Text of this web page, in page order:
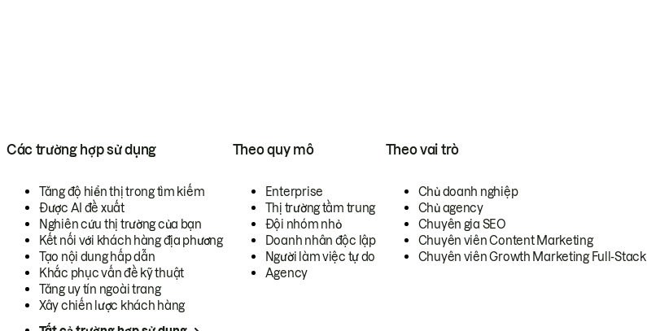
Các trường hợp sử dụng
Tăng độ hiển thị trong tìm kiếm
Được AI đề xuất
Nghiên cứu thị trường của bạn
Kết nối với khách hàng địa phương
Tạo nội dung hấp dẫn
Khắc phục vấn đề kỹ thuật
Tăng uy tín ngoài trang
Xây chiến lược khách hàng
Theo quy mô
Enterprise
Thị trường tầm trung
Đội nhóm nhỏ
Doanh nhân độc lập
Người làm việc tự do
Agency
Theo vai trò
Chủ doanh nghiệp
Chủ agency
Chuyên gia SEO
Chuyên viên Content Marketing
Chuyên viên Growth Marketing Full-Stack